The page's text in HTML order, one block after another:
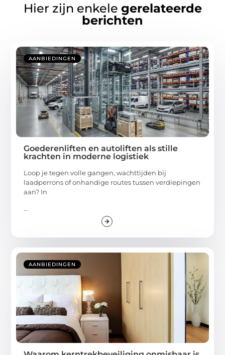
Hier zijn enkele gerelateerde
berichten
AANBIEDINGEN
Goederenliften en autoliften als stille
krachten in moderne logistiek
Loop je tegen volle gangen, wachttijden bij
laadperrons of onhandige routes tussen verdiepingen
aan? In
...
AANBIEDINGEN